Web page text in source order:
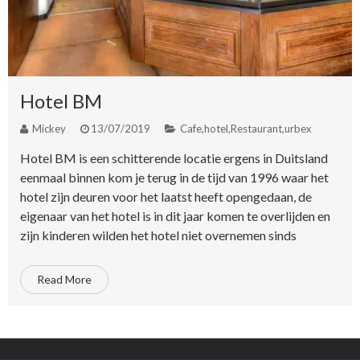
Hotel BM
Mickey 13/07/2019 Cafe,hotel,Restaurant,urbex
Hotel BM is een schitterende locatie ergens in Duitsland
eenmaal binnen kom je terug in de tijd van 1996 waar het
hotel zijn deuren voor het laatst heeft opengedaan, de
eigenaar van het hotel is in dit jaar komen te overlijden en
zijn kinderen wilden het hotel niet overnemen sinds
Read More